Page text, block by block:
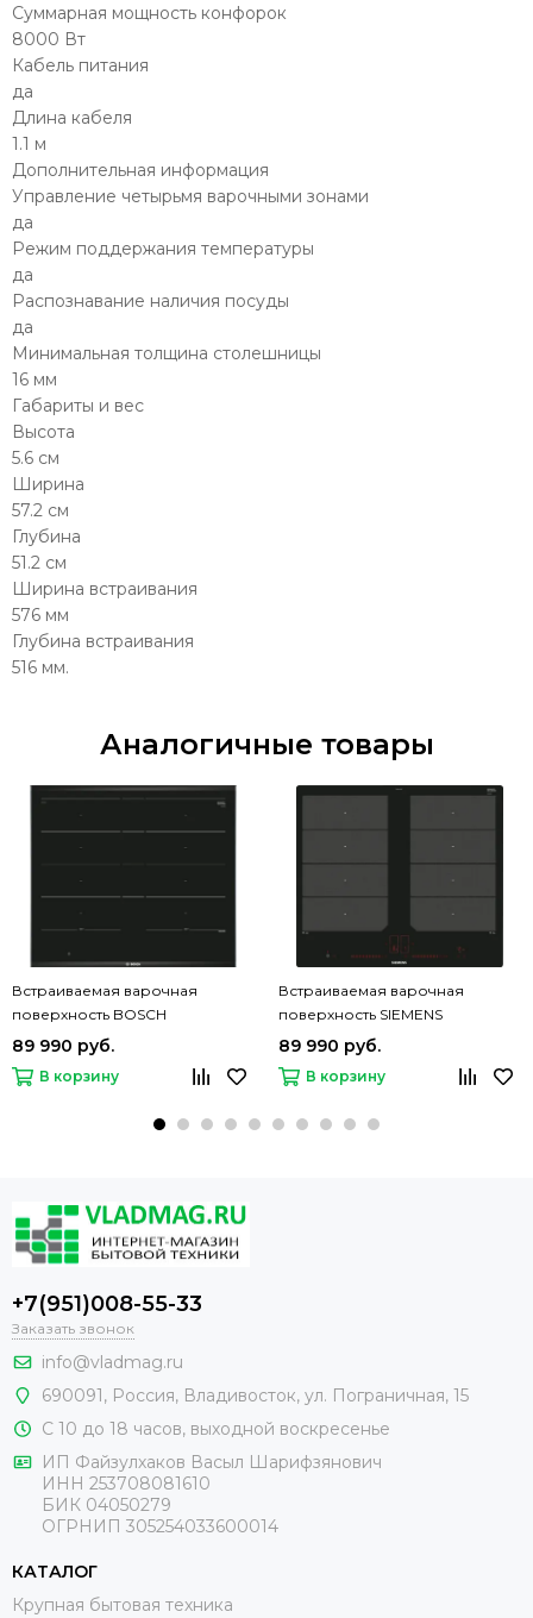
Суммарная мощность конфорок
8000 Вт
Кабель питания
да
Длина кабеля
1.1 м
Дополнительная информация
Управление четырьмя варочными зонами
да
Режим поддержания температуры
да
Распознавание наличия посуды
да
Минимальная толщина столешницы
16 мм
Габариты и вес
Высота
5.6 см
Ширина
57.2 см
Глубина
51.2 см
Ширина встраивания
576 мм
Глубина встраивания
516 мм.
Аналогичные товары
Встраиваемая варочная
поверхность BOSCH
PXX675DC1E
89 990 руб.
В корзину
Встраиваемая варочная
поверхность SIEMENS
EX601LXC1E
89 990 руб.
В корзину
+7(951)008-55-33
Заказать звонок
info@vladmag.ru
690091, Россия, Владивосток, ул. Пограничная, 15
С 10 до 18 часов, выходной воскресенье
ИП Файзулхаков Васыл Шарифзянович
ИНН 253708081610
БИК 04050279
ОГРНИП 305254033600014
КАТАЛОГ
Крупная бытовая техника